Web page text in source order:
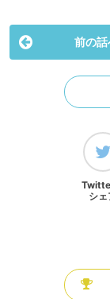
前の話
シェ